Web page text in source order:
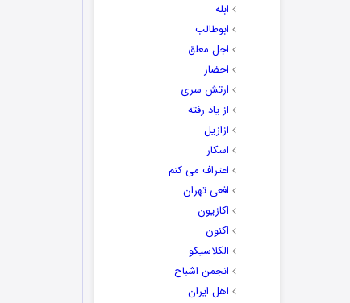
ابله
ابوطالب
اجل معلق
احضار
ارتش سری
از یاد رفته
ازازیل
اسکار
اعتراف می کنم
افعی تهران
اکازیون
اکنون
الکلاسیکو
انجمن اشباح
اهل ایران